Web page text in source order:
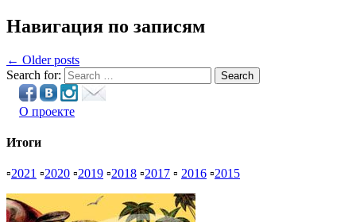
Навигация по записям
← Older posts
Search for:
Search
О проекте
Итоги
▫2021 ▫2020 ▫2019 ▫2018 ▫2017 ▫ 2016 ▫2015